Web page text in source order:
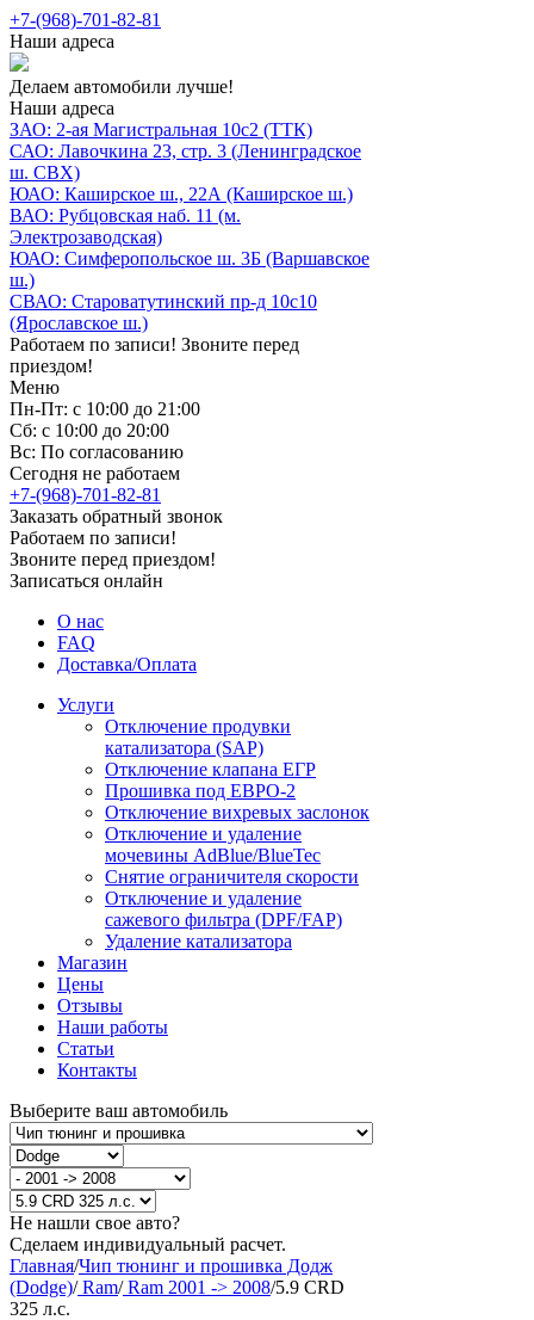
+7-(968)-701-82-81
Наши адреса
Делаем автомобили лучше!
Наши адреса
ЗАО: 2-ая Магистральная 10с2 (ТТК)
САО: Лавочкина 23, стр. 3 (Ленинградское
ш. СВХ)
ЮАО: Каширское ш., 22А (Каширское ш.)
ВАО: Рубцовская наб. 11 (м.
Электрозаводская)
ЮАО: Симферопольское ш. 3Б (Варшавское
ш.)
СВАО: Староватутинский пр-д 10с10
(Ярославское ш.)
Работаем по записи! Звоните перед
приездом!
Меню
Пн-Пт: с 10:00 до 21:00
Сб: с 10:00 до 20:00
Вс: По согласованию
Сегодня не работаем
+7-(968)-701-82-81
Заказать обратный звонок
Работаем по записи!
Звоните перед приездом!
Записаться онлайн
О нас
FAQ
Доставка/Оплата
Услуги
Отключение продувки
катализатора (SAP)
Отключение клапана ЕГР
Прошивка под ЕВРО-2
Отключение вихревых заслонок
Отключение и удаление
мочевины AdBlue/BlueTec
Снятие ограничителя скорости
Отключение и удаление
сажевого фильтра (DPF/FAP)
Удаление катализатора
Магазин
Цены
Отзывы
Наши работы
Статьи
Контакты
Выберите ваш автомобиль
Не нашли свое авто?
Сделаем индивидуальный расчет.
Главная/Чип тюнинг и прошивка Додж
(Dodge)/Ram/Ram 2001 -> 2008/5.9 CRD
325 л.с.